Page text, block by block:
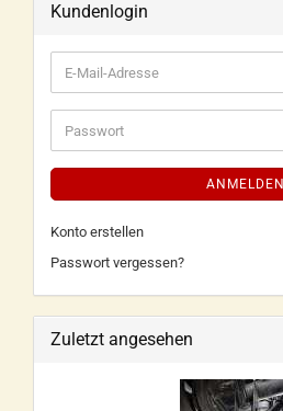
Kundenlogin
ANMELDEN
Konto erstellen
Passwort vergessen?
Zuletzt angesehen